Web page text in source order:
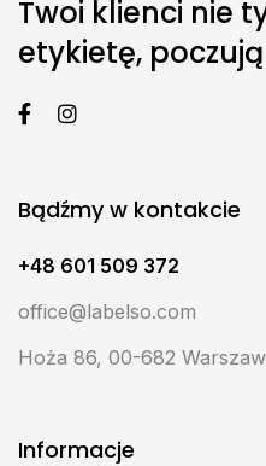
Twoi klienci nie
etykietę,
Bądźmy w kontakcie
+48 601 509 372
office@labelso.com
Hoża 86, 00-682
Informacje